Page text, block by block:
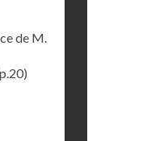
de M.